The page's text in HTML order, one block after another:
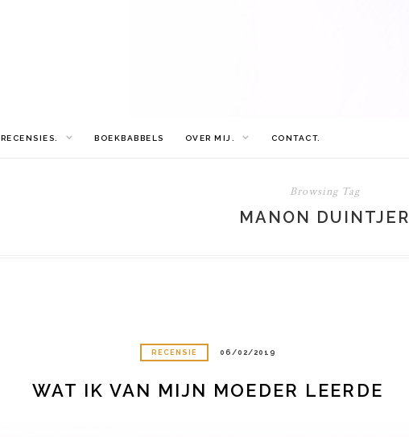
RECENSIES. BOEKBABBELS OVER MIJ. CONTACT.
Browsing Tag
MANON DUINTJER
RECENSIE 06/02/2019
WAT IK VAN MIJN MOEDER LEERDE